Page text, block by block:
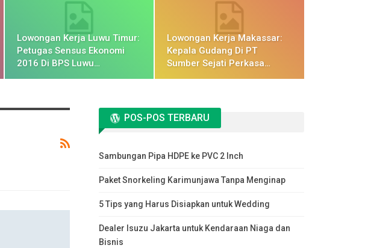
Lowongan Kerja Luwu Timur:
Petugas Sensus Ekonomi
2016 Di BPS Luwu…
Lowongan Kerja Makassar:
Kepala Gudang Di PT
Sumber Sejati Perkasa…
POS-POS TERBARU
Sambungan Pipa HDPE ke PVC 2 Inch
Paket Snorkeling Karimunjawa Tanpa Menginap
5 Tips yang Harus Disiapkan untuk Wedding
Dealer Isuzu Jakarta untuk Kendaraan Niaga dan
Bisnis